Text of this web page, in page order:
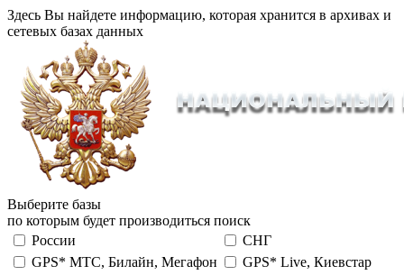
Здесь Вы найдете информацию, которая хранится в архивах и
сетевых базах данных
Выберите базы
по которым будет производиться поиск
России
СНГ
GPS* МТС, Билайн, Мегафон
GPS* Live, Киевстар